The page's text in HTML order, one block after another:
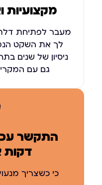
מקצועיות
מעבר לפתיחת
לך את השקט
ניסיון של שנים
גם עם
דקות
כי כשצריך